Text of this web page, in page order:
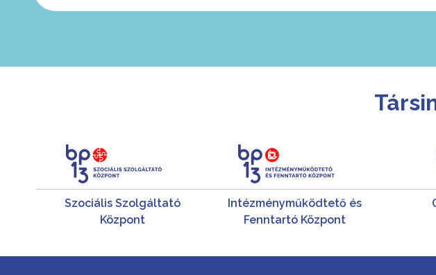
Szociális Szolgáltató
Központ
Intézményműködtető és
Fenntartó Központ